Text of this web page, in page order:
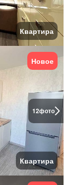
Квартира
12фото
Новое
Квартира